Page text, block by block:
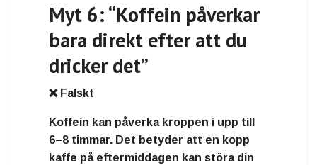
Myt 6: “Koffein påverkar
bara direkt efter att du
dricker det”
❌ Falskt
Koffein kan påverka kroppen i upp till
6–8 timmar. Det betyder att en kopp
kaffe på eftermiddagen kan störa din